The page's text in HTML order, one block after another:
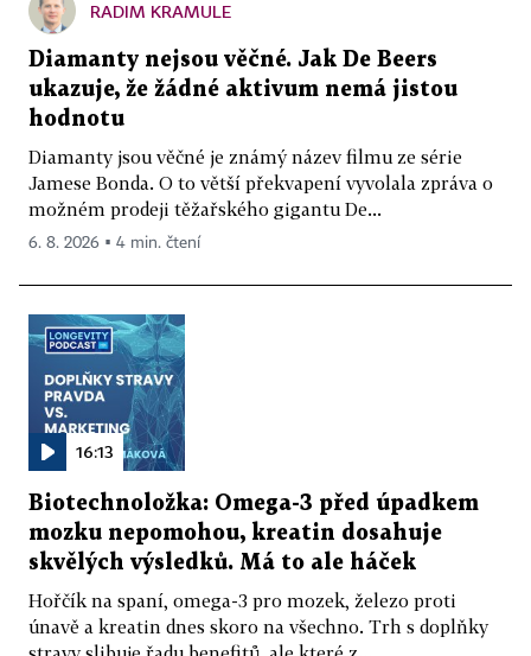
RADIM KRAMULE
Diamanty nejsou věčné. Jak De Beers
ukazuje, že žádné aktivum nemá jistou
hodnotu
Diamanty jsou věčné je známý název filmu ze série
Jamese Bonda. O to větší překvapení vyvolala zpráva o
možném prodeji těžařského gigantu De...
6. 8. 2026 ▪ 4 min. čtení
16:13
Biotechnoložka: Omega-3 před úpadkem
mozku nepomohou, kreatin dosahuje
skvělých výsledků. Má to ale háček
Hořčík na spaní, omega-3 pro mozek, železo proti
únavě a kreatin dnes skoro na všechno. Trh s doplňky